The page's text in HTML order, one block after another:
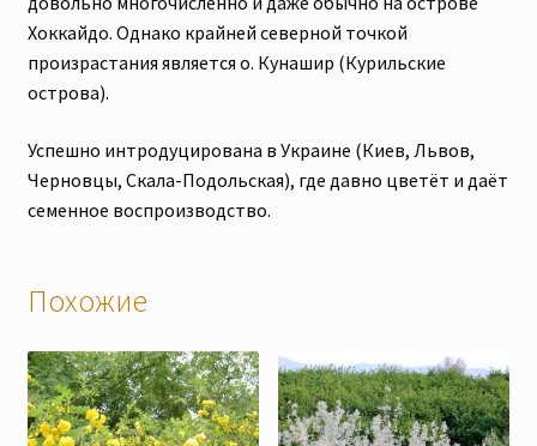
Хоккайдо. Однако крайней северной точкой
произрастания является о. Кунашир (Курильские
острова).
Успешно интродуцирована в Украине (Киев, Львов,
Черновцы, Скала-Подольская), где давно цветёт и даёт
семенное воспроизводство.
Похожие